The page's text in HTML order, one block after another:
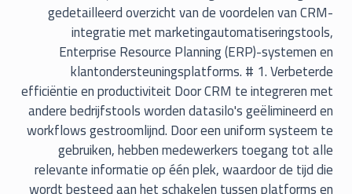
gedetailleerd overzicht van de voordelen van CRM-
integratie met marketingautomatiseringstools,
Enterprise Resource Planning (ERP)-systemen en
klantondersteuningsplatforms. # 1. Verbeterde
efficiëntie en productiviteit Door CRM te integreren met
andere bedrijfstools worden datasilo's geëlimineerd en
workflows gestroomlijnd. Door een uniform systeem te
gebruiken, hebben medewerkers toegang tot alle
relevante informatie op één plek, waardoor de tijd die